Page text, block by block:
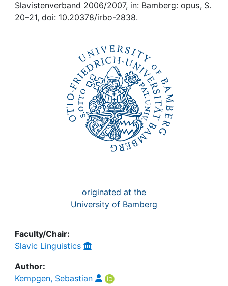
Awards
Slavistenverband 2006/2007, in: Bamberg: opus, S.
20–21, doi: 10.20378/irbo-2838.
originated at the
University of Bamberg
Faculty/Chair:
Slavic Linguistics
Author:
Kempgen, Sebastian